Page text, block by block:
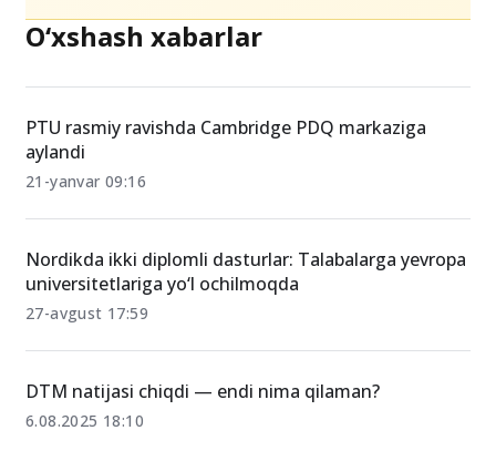
O‘xshash xabarlar
PTU rasmiy ravishda Cambridge PDQ markaziga
aylandi
21-yanvar 09:16
Nordikda ikki diplomli dasturlar: Talabalarga yevropa
universitetlariga yo‘l ochilmoqda
27-avgust 17:59
DTM natijasi chiqdi — endi nima qilaman?
6.08.2025 18:10